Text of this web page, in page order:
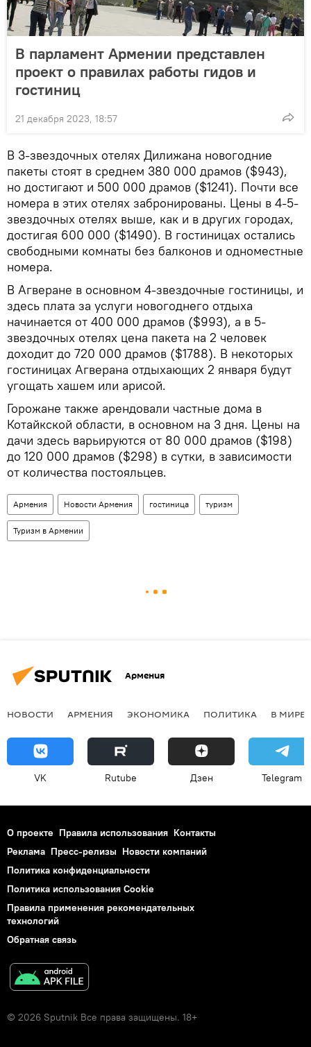
В парламент Армении представлен
проект о правилах работы гидов и
гостиниц
21 декабря 2023, 18:57
В 3-звездочных отелях Дилижана новогодние
пакеты стоят в среднем 380 000 драмов ($943),
но достигают и 500 000 драмов ($1241). Почти все
номера в этих отелях забронированы. Цены в 4-5-
звездочных отелях выше, как и в других городах,
достигая 600 000 ($1490). В гостиницах остались
свободными комнаты без балконов и одноместные
номера.
В Агверане в основном 4-звездочные гостиницы, и
здесь плата за услуги новогоднего отдыха
начинается от 400 000 драмов ($993), а в 5-
звездочных отелях цена пакета на 2 человек
доходит до 720 000 драмов ($1788). В некоторых
гостиницах Агверана отдыхающих 2 января будут
угощать хашем или арисой.
Горожане также арендовали частные дома в
Котайкской области, в основном на 3 дня. Цены на
дачи здесь варьируются от 80 000 драмов ($198)
до 120 000 драмов ($298) в сутки, в зависимости
от количества постояльцев.
Армения Новости Армения гостиница туризм
Туризм в Армении
Армения
НОВОСТИ АРМЕНИЯ ЭКОНОМИКА ПОЛИТИКА В МИРЕ
VK Rutube Дзен Telegram
О проекте Правила использования Контакты
Реклама Пресс-релизы Новости компаний
Политика конфиденциальности
Политика использования Cookie
Правила применения рекомендательных
технологий
Обратная связь
© 2026 Sputnik Все права защищены. 18+